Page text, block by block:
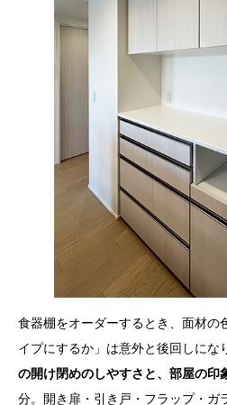
食器棚をオーダーするとき、面材の
イプにするか」は意外と後回しにな
の開け閉めのしやすさと、部屋の印
分。開き扉・引き戸・フラップ・